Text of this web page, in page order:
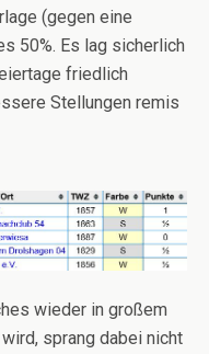
(gegen eine
50%. Es lag sicherlich
friedlich
Stellungen remis
wieder in großem
sprang dabei nicht